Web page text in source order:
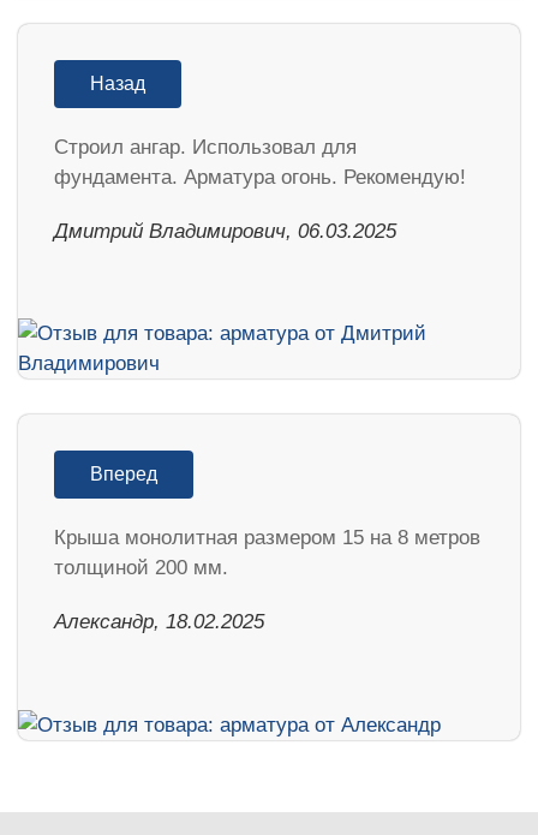
Назад
Строил ангар. Использовал для
фундамента. Арматура огонь. Рекомендую!
Дмитрий Владимирович, 06.03.2025
Вперед
Крыша монолитная размером 15 на 8 метров
толщиной 200 мм.
Александр, 18.02.2025